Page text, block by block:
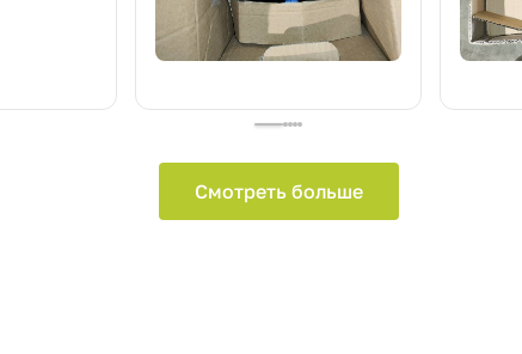
Смотреть больше